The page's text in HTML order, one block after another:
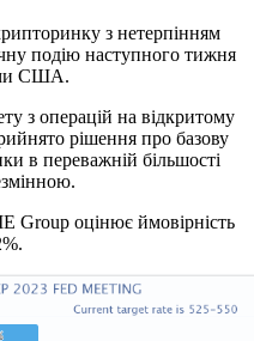
з нетерпінням
подію наступного тижня
США.
з операцій на відкритому
рішення про базову
в переважній більшості
Group оцінює ймовірність